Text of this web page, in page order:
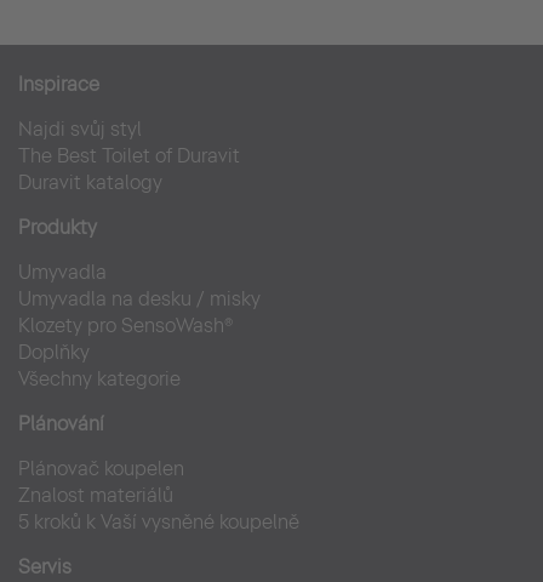
Inspirace
Najdi svůj styl
The Best Toilet of Duravit
Duravit katalogy
Produkty
Umyvadla
Umyvadla na desku / misky
Klozety pro SensoWash®
Doplňky
Všechny kategorie
Plánování
Plánovač koupelen
Znalost materiálů
5 kroků k Vaší vysněné koupelně
Servis